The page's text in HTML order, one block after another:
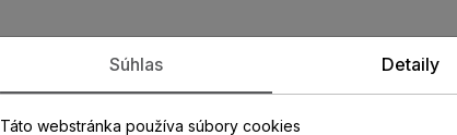
Súhlas Detaily
Táto webstránka používa súbory cookies